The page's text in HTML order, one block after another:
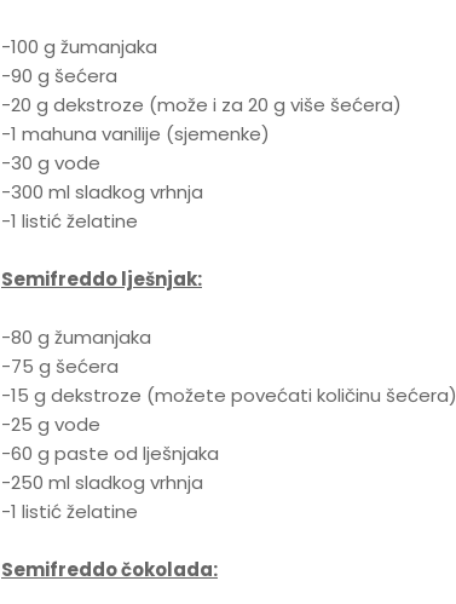
-100 g žumanjaka
-90 g šećera
-20 g dekstroze (može i za 20 g više šećera)
-1 mahuna vanilije (sjemenke)
-30 g vode
-300 ml sladkog vrhnja
-1 listić želatine
Semifreddo lješnjak:
-80 g žumanjaka
-75 g šećera
-15 g dekstroze (možete povećati količinu šećera)
-25 g vode
-60 g paste od lješnjaka
-250 ml sladkog vrhnja
-1 listić želatine
Semifreddo čokolada: